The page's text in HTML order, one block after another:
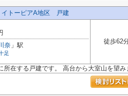
イトーピアA地区 戸建
奈 」駅
足
徒歩62
在する戸建です。 高台から大室山を望み